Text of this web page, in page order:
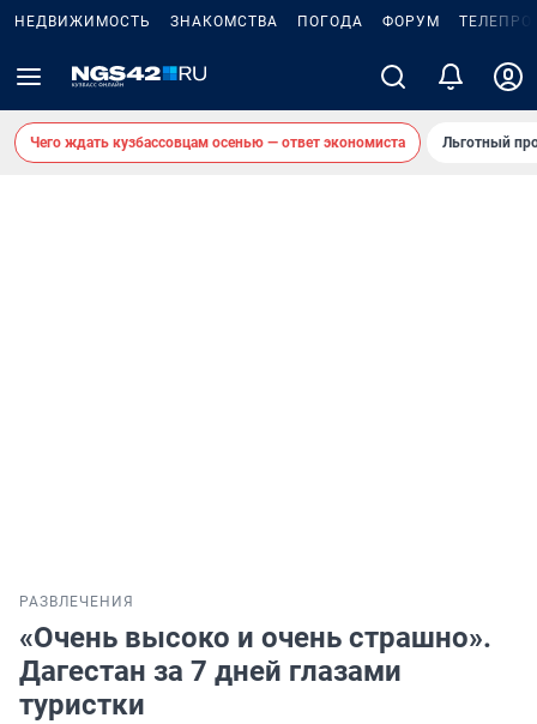
НЕДВИЖИМОСТЬ ЗНАКОМСТВА ПОГОДА ФОРУМ
Чего ждать кузбассовцам осенью — ответ экономиста Льготный
РАЗВЛЕЧЕНИЯ
«Очень высоко и очень страшно».
Дагестан за 7 дней глазами
туристки